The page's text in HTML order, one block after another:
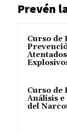
Prevén
Curso de
Curso de
Análisis
del